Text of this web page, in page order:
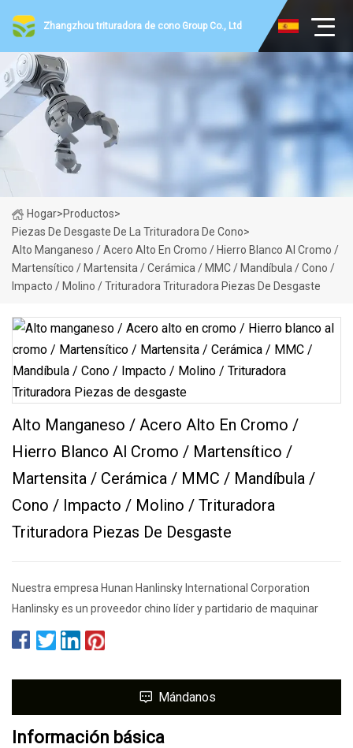
Zhangzhou trituradora de cono Group Co., Ltd
Hogar>Productos>
Piezas De Desgaste De La Trituradora De Cono>
Alto Manganeso / Acero Alto En Cromo / Hierro Blanco Al Cromo /
Martensítico / Martensita / Cerámica / MMC / Mandíbula / Cono /
Impacto / Molino / Trituradora Trituradora Piezas De Desgaste
Alto Manganeso / Acero Alto En Cromo /
Hierro Blanco Al Cromo / Martensítico /
Martensita / Cerámica / MMC / Mandíbula /
Cono / Impacto / Molino / Trituradora
Trituradora Piezas De Desgaste
Nuestra empresa Hunan Hanlinsky International Corporation
Hanlinsky es un proveedor chino líder y partidario de maquinar
Mándanos
Información básica